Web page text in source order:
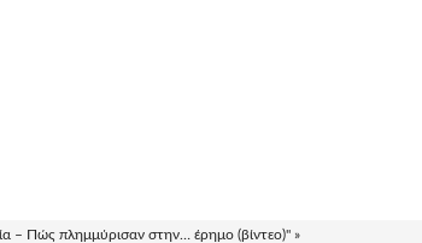
– Πώς πλημμύρισαν στην… έρημο (βίντεο)" »